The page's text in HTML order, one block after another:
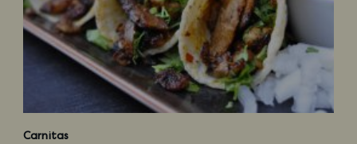
a
Carnitas